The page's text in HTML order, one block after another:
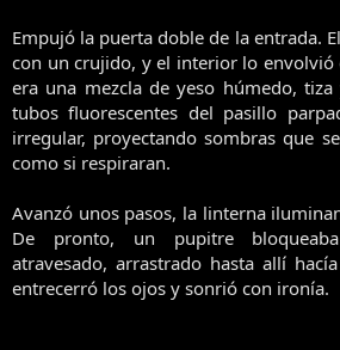
Empujó la puerta doble de la entrada.
con un crujido, y el interior lo envolvió
era una mezcla de yeso húmedo,
tubos fluorescentes del pasillo
irregular, proyectando sombras que
como si respiraran.
Avanzó unos pasos, la linterna
De pronto, un pupitre
atravesado, arrastrado hasta allí
entrecerró los ojos y sonrió con ironía.